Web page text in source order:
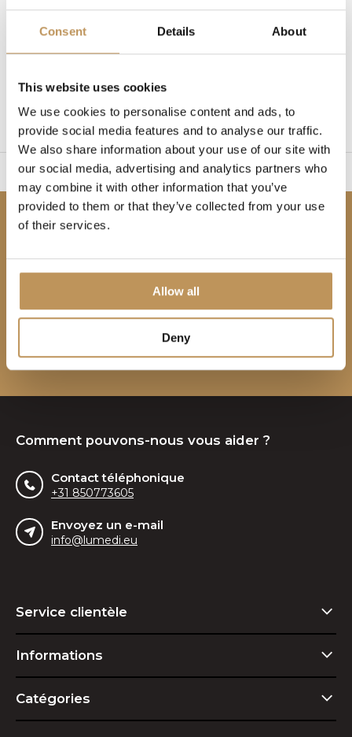
Consent Details About
This website uses cookies
We use cookies to personalise content and ads, to
provide social media features and to analyse our traffic.
We also share information about your use of our site with
our social media, advertising and analytics partners who
may combine it with other information that you’ve
provided to them or that they’ve collected from your use
of their services.
Allow all
Deny
Page 1 de 1
à monter Garantie
Soyez les premiers informés !
manquer.
S'abonner
Comment pouvons-nous vous aider ?
Contact téléphonique
+31 850773605
Envoyez un e-mail
info@lumedi.eu
Service clientèle
Informations
Catégories